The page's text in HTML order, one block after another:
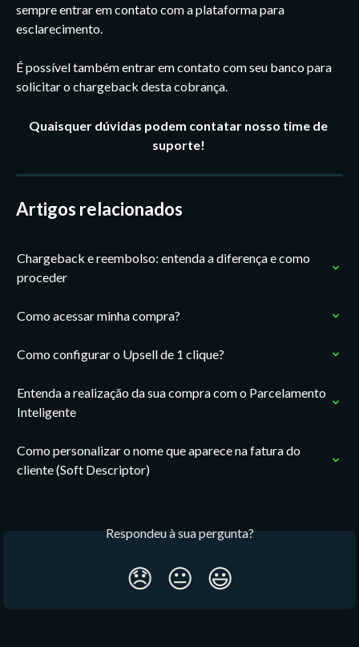
sempre entrar em contato com a plataforma para
esclarecimento.
É possível também entrar em contato com seu banco para
solicitar o chargeback desta cobrança.
Quaisquer dúvidas podem contatar nosso time de
suporte!
Artigos relacionados
Chargeback e reembolso: entenda a diferença e como
proceder
Como acessar minha compra?
Como configurar o Upsell de 1 clique?
Entenda a realização da sua compra com o Parcelamento
Inteligente
Como personalizar o nome que aparece na fatura do
cliente (Soft Descriptor)
Respondeu à sua pergunta?
😞 😐 😃